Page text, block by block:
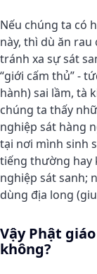
Nếu chúng ta có
này, thì dù ăn rau
tránh xa sự sát
“giới cấm thủ” -
hành) sai lầm, tà
chúng ta thấy
nghiệp sát hàng
tại nơi mình sinh
tiếng thường hay
nghiệp sát sanh;
dùng địa long
Vậy Phật
không?